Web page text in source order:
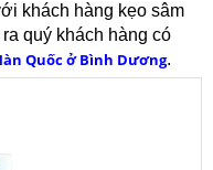
khách hàng kẹo sâm
quý khách hàng có
Quốc ở Bình Dương.